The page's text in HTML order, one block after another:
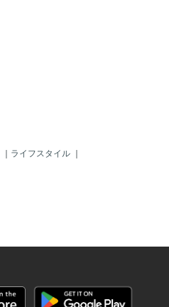
｜ ライフスタイル ｜